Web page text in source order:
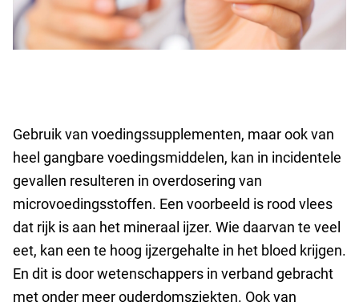
Gebruik van voedingssupplementen, maar ook van
heel gangbare voedingsmiddelen, kan in incidentele
gevallen resulteren in overdosering van
microvoedingsstoffen. Een voorbeeld is rood vlees
dat rijk is aan het mineraal ijzer. Wie daarvan te veel
eet, kan een te hoog ijzergehalte in het bloed krijgen.
En dit is door wetenschappers in verband gebracht
met onder meer ouderdomsziekten. Ook van